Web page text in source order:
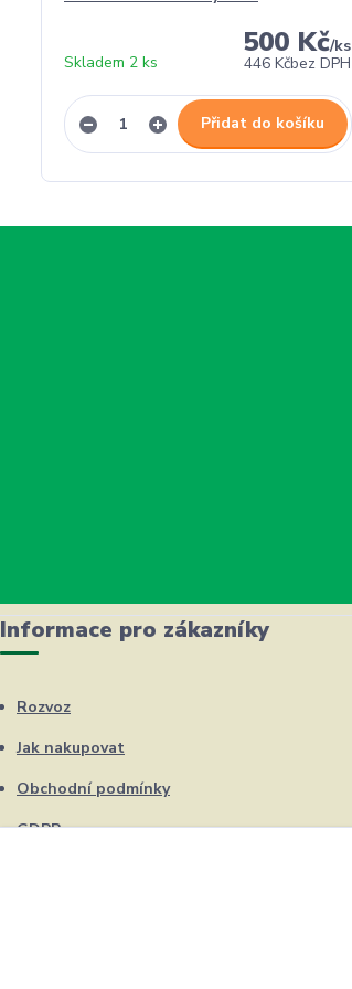
500 Kč/ks
446 Kčbez DPH
Skladem 2 ks
Přidat do košíku
Informace pro zákazníky
Rozvoz
Jak nakupovat
Obchodní podmínky
GDPR